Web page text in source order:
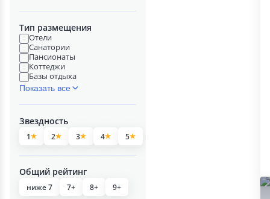
Тип размещения
Отели
Санатории
Пансионаты
Коттеджи
Базы отдыха
Показать все
Звездность
1 2 3 4 5
Общий рейтинг
ниже 7 7+ 8+ 9+